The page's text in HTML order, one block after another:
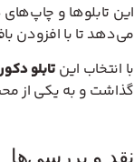
این تابلوها و
می‌دهد تا با افزودن
با انتخاب اینتابلو
گذاشت و به یکی از
نقد و بررسی‌ها